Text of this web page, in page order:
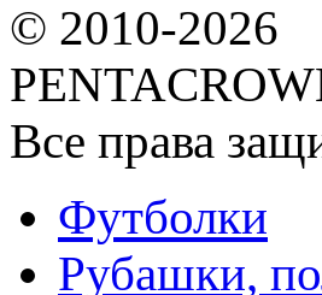
© 2010-2026
Все права
Футболки
Рубашки,